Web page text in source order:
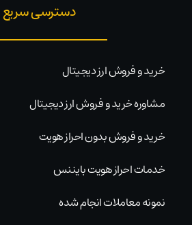
دسترسی سریع
خرید و فروش ارز دیجیتال
مشاوره خرید و فروش ارز دیجیتال
خرید و فروش بدون احراز هویت
خدمات احراز هویت بایننس
نمونه معاملات انجام شده